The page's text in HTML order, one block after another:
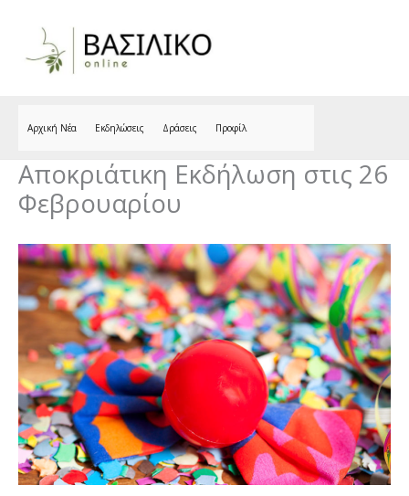
Αρχική Νέα Εκδηλώσεις Δράσεις Προφίλ
Αποκριάτικη Εκδήλωση στις 26
Φεβρουαρίου